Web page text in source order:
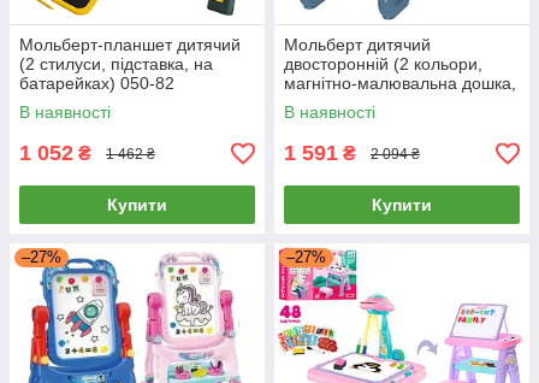
Мольберт-планшет дитячий
(2 стилуси, підставка, на
батарейках) 050-82
В наявності
1 052 ₴ 1 462 ₴
Купити
Мольберт дитячий
двосторонній (2 кольори,
магнітно-малювальна дошка,
підсвітка, маркери, на батар.)
YM2216/2216A
В наявності
1 591 ₴ 2 094 ₴
Купити
–27% –27%